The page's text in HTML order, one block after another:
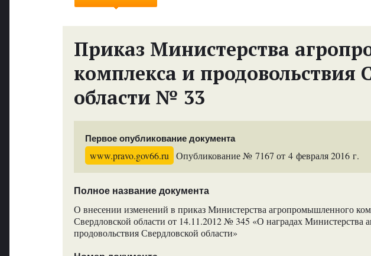
Приказ Министерства
комплекса и продовольствия
области № 33
Первое опубликование документа
www.pravo.gov66.ru Опубликование № 7167 от 4 февраля 2016 г.
Полное название документа
О внесении изменений в приказ Министерства агропромышленного
Свердловской области от 14.11.2012 № 345 «О наградах Министерства
продовольствия Свердловской области»